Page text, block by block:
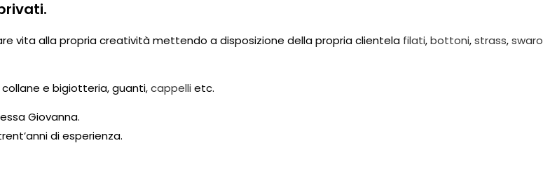
vita alla propria creatività mettendo a disposizione della propria clientela filati,bottoni,strass,
collane e bigiotteria, guanti,cappelli etc.
Giovanna.
di esperienza.